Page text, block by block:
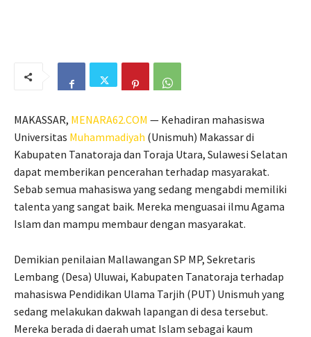
MAKASSAR, MENARA62.COM — Kehadiran mahasiswa
Universitas Muhammadiyah (Unismuh) Makassar di
Kabupaten Tanatoraja dan Toraja Utara, Sulawesi Selatan
dapat memberikan pencerahan terhadap masyarakat.
Sebab semua mahasiswa yang sedang mengabdi memiliki
talenta yang sangat baik. Mereka menguasai ilmu Agama
Islam dan mampu membaur dengan masyarakat.
Demikian penilaian Mallawangan SP MP, Sekretaris
Lembang (Desa) Uluwai, Kabupaten Tanatoraja terhadap
mahasiswa Pendidikan Ulama Tarjih (PUT) Unismuh yang
sedang melakukan dakwah lapangan di desa tersebut.
Mereka berada di daerah umat Islam sebagai kaum